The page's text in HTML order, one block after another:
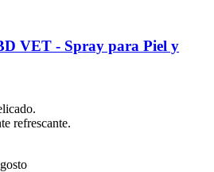
VET -​ Spray para Piel y
refrescante.